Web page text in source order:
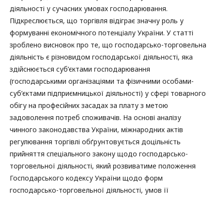
діяльності у сучасних умовах господарювання.
Підкреслюється, що торгівля відіграє значну роль у
формуванні економічного потенціалу України. У статті
зроблено висновок про те, що господарсько-торговельна
діяльність є різновидом господарської діяльності, яка
здійснюється суб’єктами господарювання
(господарськими організаціями та фізичними особами-
суб’єктами підприємницької діяльності) у сфері товарного
обігу на професійних засадах за плату з метою
задоволення потреб споживачів. На основі аналізу
чинного законодавства України, міжнародних актів
регулювання торгівлі обґрунтовується доцільність
прийняття спеціального закону щодо господарсько-
торговельної діяльності, який розвиватиме положення
Господарського кодексу України щодо форм
господарсько-торговельної діяльності, умов її